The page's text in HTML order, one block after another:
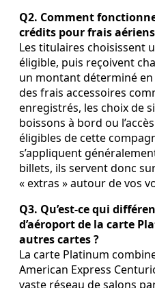
Q2. Comment
crédits pour frais
Les titulaires choisissent
éligible, puis reçoivent
un montant déterminé
des frais accessoires
enregistrés, les choix de
boissons à bord ou
éligibles de cette
s’appliquent
billets, ils servent donc
« extras » autour de vos
Q3. Qu’est‑ce qui
d’aéroport de la carte
autres cartes ?
La carte Platinum
American Express
vaste réseau de salons